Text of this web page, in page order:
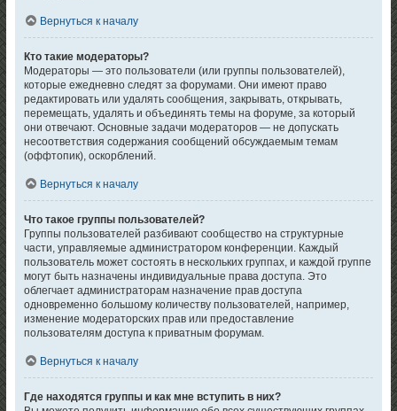
Вернуться к началу
Кто такие модераторы?
Модераторы — это пользователи (или группы пользователей),
которые ежедневно следят за форумами. Они имеют право
редактировать или удалять сообщения, закрывать, открывать,
перемещать, удалять и объединять темы на форуме, за который
они отвечают. Основные задачи модераторов — не допускать
несоответствия содержания сообщений обсуждаемым темам
(оффтопик), оскорблений.
Вернуться к началу
Что такое группы пользователей?
Группы пользователей разбивают сообщество на структурные
части, управляемые администратором конференции. Каждый
пользователь может состоять в нескольких группах, и каждой группе
могут быть назначены индивидуальные права доступа. Это
облегчает администраторам назначение прав доступа
одновременно большому количеству пользователей, например,
изменение модераторских прав или предоставление
пользователям доступа к приватным форумам.
Вернуться к началу
Где находятся группы и как мне вступить в них?